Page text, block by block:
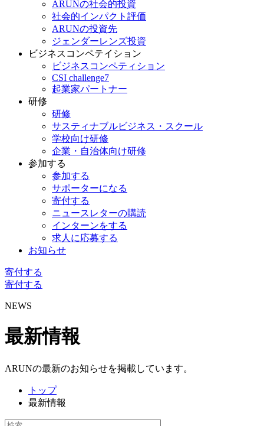
ARUNの社会的投資
社会的インパクト評価
ARUNの投資先
ジェンダーレンズ投資
ビジネスコンペテイション
ビジネスコンペティション
CSI challenge7
起業家パートナー
研修
研修
サスティナブルビジネス・スクール
学校向け研修
企業・自治体向け研修
参加する
参加する
サポーターになる
寄付する
ニュースレターの購読
インターンをする
求人に応募する
お知らせ
寄付する
寄付する
NEWS
最新情報
ARUNの最新のお知らせを掲載しています。
トップ
最新情報